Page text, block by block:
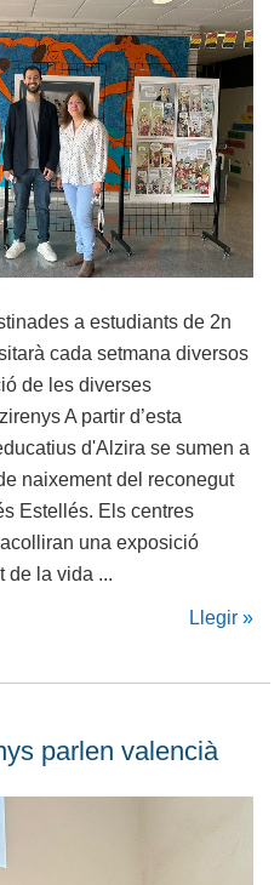
a estudiants de 2n
cada setmana diversos
de les diverses
A partir d’esta
d'Alzira se sumen a
naixement del reconegut
Estellés. Els centres
una exposició
de la vida ...
Llegir »
parlen valencià